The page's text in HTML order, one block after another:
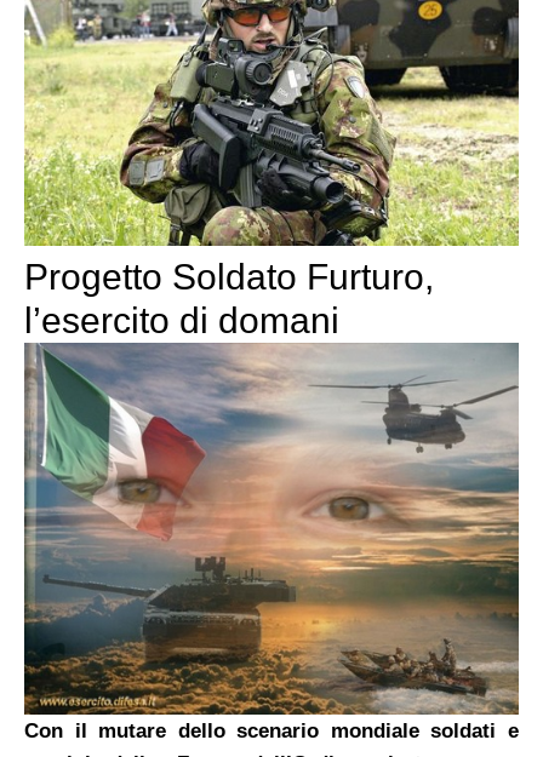
Progetto Soldato Furturo,
l’esercito di domani
Con il mutare dello scenario mondiale soldati e